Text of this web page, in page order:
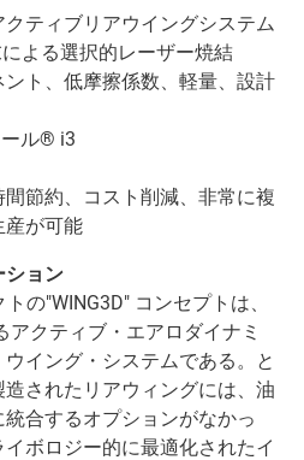
クティブリアウイングシステム
よる選択的レーザー焼結
ト、低摩擦係数、軽量、設計
ル® i3
間節約、コスト削減、非常に複
産が可能
ション
の"WING3D" コンセプトは、
クティブ・エアロダイナミ
イング・システムである。と
されたリアウィングには、油
合するオプションがなかっ
ボロジー的に最適化されたイ